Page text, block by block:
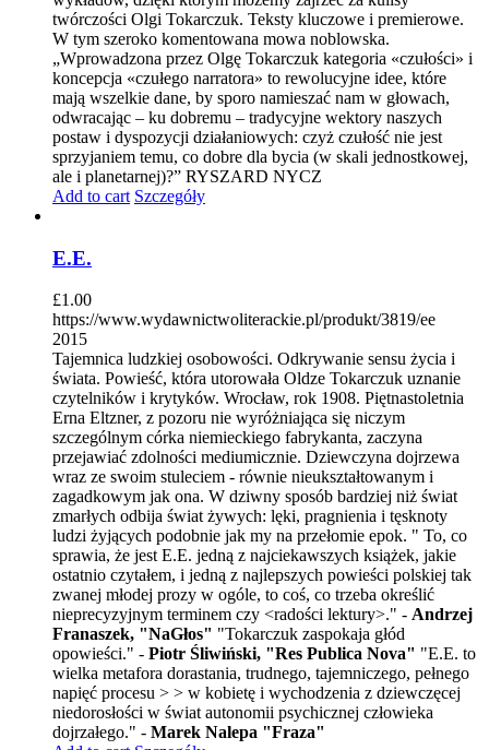
twórczości Olgi Tokarczuk. Teksty kluczowe i premierowe.
W tym szeroko komentowana mowa noblowska.
„Wprowadzona przez Olgę Tokarczuk kategoria «czułości» i
koncepcja «czułego narratora» to rewolucyjne idee, które
mają wszelkie dane, by sporo namieszać nam w głowach,
odwracając – ku dobremu – tradycyjne wektory naszych
postaw i dyspozycji działaniowych: czyż czułość nie jest
sprzyjaniem temu, co dobre dla bycia (w skali jednostkowej,
ale i planetarnej)?” RYSZARD NYCZ
Add to cart Szczegóły
E.E.
£1.00
https://www.wydawnictwoliterackie.pl/produkt/3819/ee
2015
Tajemnica ludzkiej osobowości. Odkrywanie sensu życia i
świata. Powieść, która utorowała Oldze Tokarczuk uznanie
czytelników i krytyków. Wrocław, rok 1908. Piętnastoletnia
Erna Eltzner, z pozoru nie wyróżniająca się niczym
szczególnym córka niemieckiego fabrykanta, zaczyna
przejawiać zdolności mediumicznie. Dziewczyna dojrzewa
wraz ze swoim stuleciem - równie nieukształtowanym i
zagadkowym jak ona. W dziwny sposób bardziej niż świat
zmarłych odbija świat żywych: lęki, pragnienia i tęsknoty
ludzi żyjących podobnie jak my na przełomie epok. " To, co
sprawia, że jest E.E. jedną z najciekawszych książek, jakie
ostatnio czytałem, i jedną z najlepszych powieści polskiej tak
zwanej młodej prozy w ogóle, to coś, co trzeba określić
nieprecyzyjnym terminem czy <radości lektury>." - Andrzej
Franaszek, "NaGłos" "Tokarczuk zaspokaja głód
opowieści." - Piotr Śliwiński, "Res Publica Nova" "E.E. to
wielka metafora dorastania, trudnego, tajemniczego, pełnego
napięć procesu > > w kobietę i wychodzenia z dziewczęcej
niedorosłości w świat autonomii psychicznej człowieka
dojrzałego." - Marek Nalepa "Fraza"